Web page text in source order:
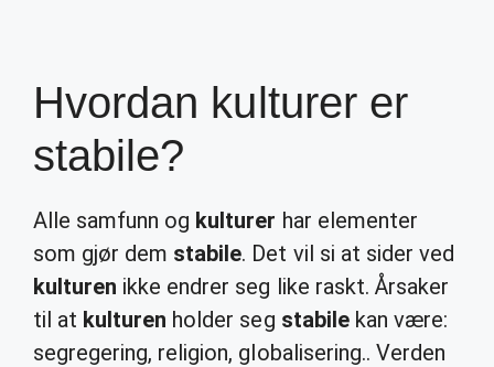
Hvordan kulturer er
stabile?
Alle samfunn og kulturer har elementer
som gjør dem stabile. Det vil si at sider ved
kulturen ikke endrer seg like raskt. Årsaker
til at kulturen holder seg stabilekan være:
segregering, religion, globalisering.. Verden